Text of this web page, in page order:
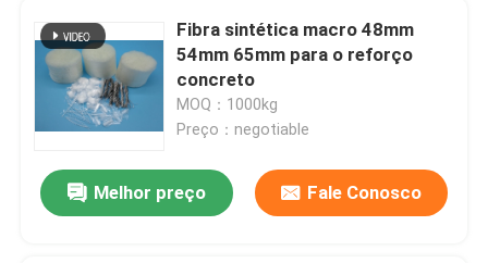
Produtos
Sobre nós
Excursão da fábrica
Fibra sintética macro 48mm
54mm 65mm para o reforço
concreto
MOQ：1000kg
Preço：negotiable
Melhor preço Fale Conosco